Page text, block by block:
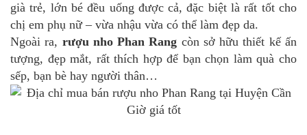
già trẻ, lớn bé đều uống được cả, đặc biệt là rất tốt cho
chị em phụ nữ – vừa nhậu vừa có thể làm đẹp da.
Ngoài ra, rượu nho Phan Rang còn sở hữu thiết kế ấn
tượng, đẹp mắt, rất thích hợp để bạn chọn làm quà cho
sếp, bạn bè hay người thân…